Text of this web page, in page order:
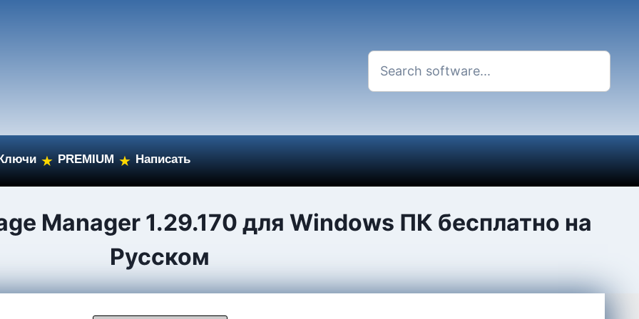
★ PREMIUM ★ Написать
Manager 1.29.170 для Windows ПК бесплатно на
Русском